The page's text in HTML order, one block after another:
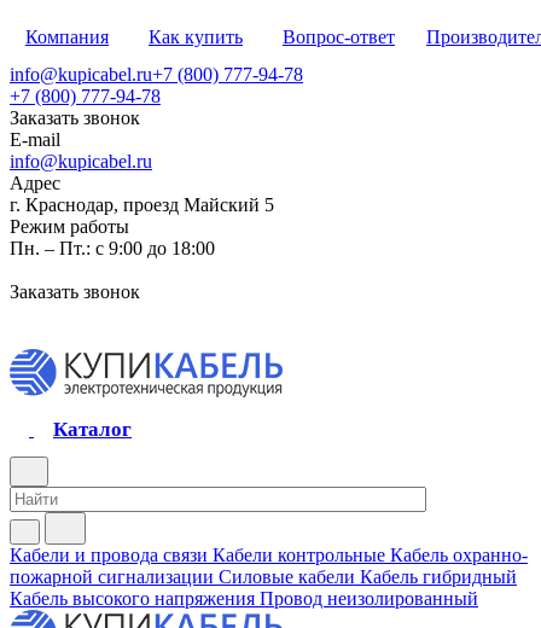
Компания Как купить Вопрос-ответ
info@kupicabel.ru+7 (800) 777-94-78
+7 (800) 777-94-78
Заказать звонок
E-mail
info@kupicabel.ru
Адрес
г. Краснодар, проезд Майский 5
Режим работы
Пн. – Пт.: с 9:00 до 18:00
Заказать звонок
Каталог
Кабели и провода связи Кабели контрольные Кабель охранно-
пожарной сигнализации Силовые кабели Кабель гибридный
Кабель высокого напряжения Провод неизолированный